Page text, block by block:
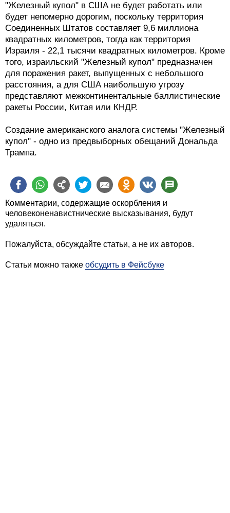
"Железный купол" в США не будет работать или
будет непомерно дорогим, поскольку территория
Соединенных Штатов составляет 9,6 миллиона
квадратных километров, тогда как территория
Израиля - 22,1 тысячи квадратных километров. Кроме
того, израильский "Железный купол" предназначен
для поражения ракет, выпущенных с небольшого
расстояния, а для США наибольшую угрозу
представляют межконтинентальные баллистические
ракеты России, Китая или КНДР.
Создание американского аналога системы "Железный
купол" - одно из предвыборных обещаний Дональда
Трампа.
Комментарии, содержащие оскорбления и
человеконенавистнические высказывания, будут
удаляться.
Пожалуйста, обсуждайте статьи, а не их авторов.
Статьи можно также обсудить в Фейсбуке